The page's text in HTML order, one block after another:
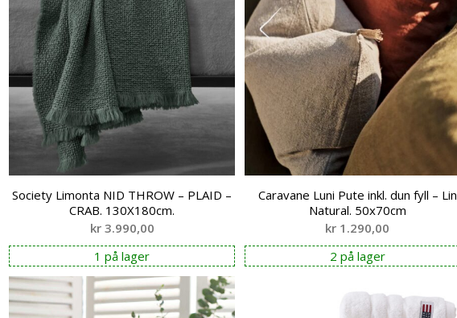
Society Limonta NID THROW – PLAID –
CRAB. 130X180cm.
kr3.990,00
1 på lager
Caravane Luni Pute inkl. dun fyll – Lin
Natural. 50x70cm
kr 1.290,00
2 på lager